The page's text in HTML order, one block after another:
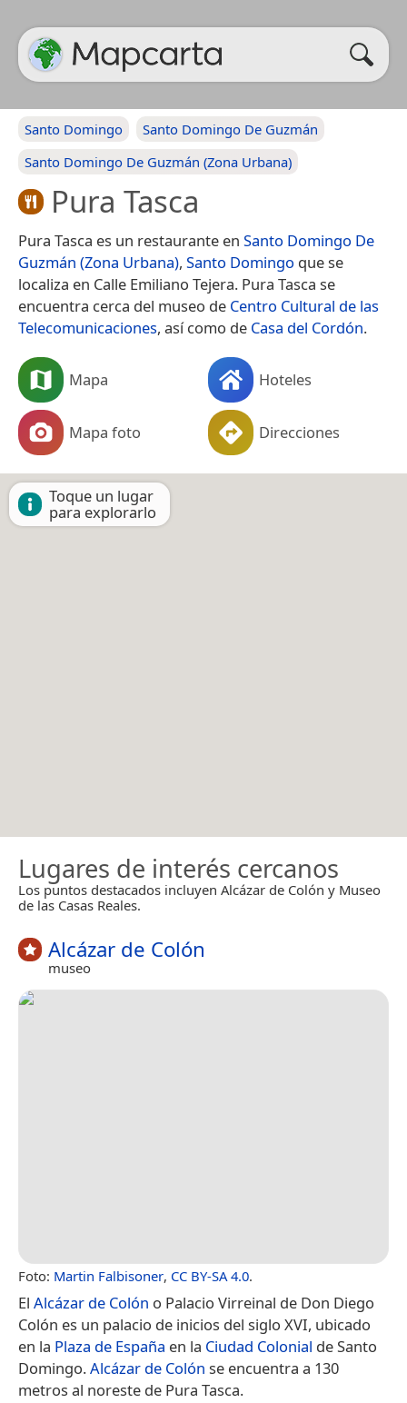
Santo Domingo
Santo Domingo De Guzmán
Santo Domingo De Guzmán (Zona Urbana)
Pura Tasca
Pura Tasca es un restaurante en Santo Domingo De
Guzmán (Zona Urbana), Santo Domingo que se
localiza en Calle Emiliano Tejera. Pura Tasca se
encuentra cerca del museo de Centro Cultural de las
Telecomunicaciones, así como de Casa del Cordón.
Mapa Hoteles
Mapa foto Direcciones
Toque un lugar
para explorarlo
Lugares de interés cercanos
Los puntos destacados incluyen Alcázar de Colón y Museo
de las Casas Reales.
Alcázar de Colón
museo
Foto: Martin Falbisoner, CC BY-SA 4.0.
El Alcázar de Colón o Palacio Virreinal de Don Diego
Colón es un palacio de inicios del siglo XVI, ubicado
en la Plaza de España en la Ciudad Colonial de Santo
Domingo.Alcázar de Colón se encuentra a 130
metros al noreste de Pura Tasca.